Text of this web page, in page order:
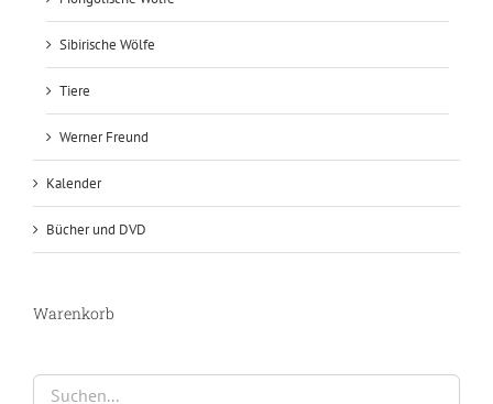
Sibirische Wölfe
Tiere
Werner Freund
Kalender
Bücher und DVD
Warenkorb